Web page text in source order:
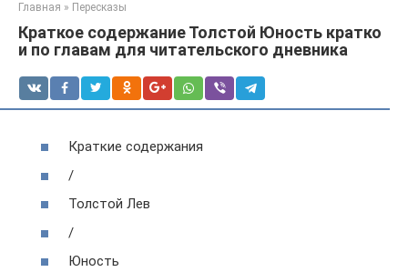
Главная » Пересказы
Краткое содержание Толстой Юность кратко
и по главам для читательского дневника
Краткие содержания
/
Толстой Лев
/
Юность